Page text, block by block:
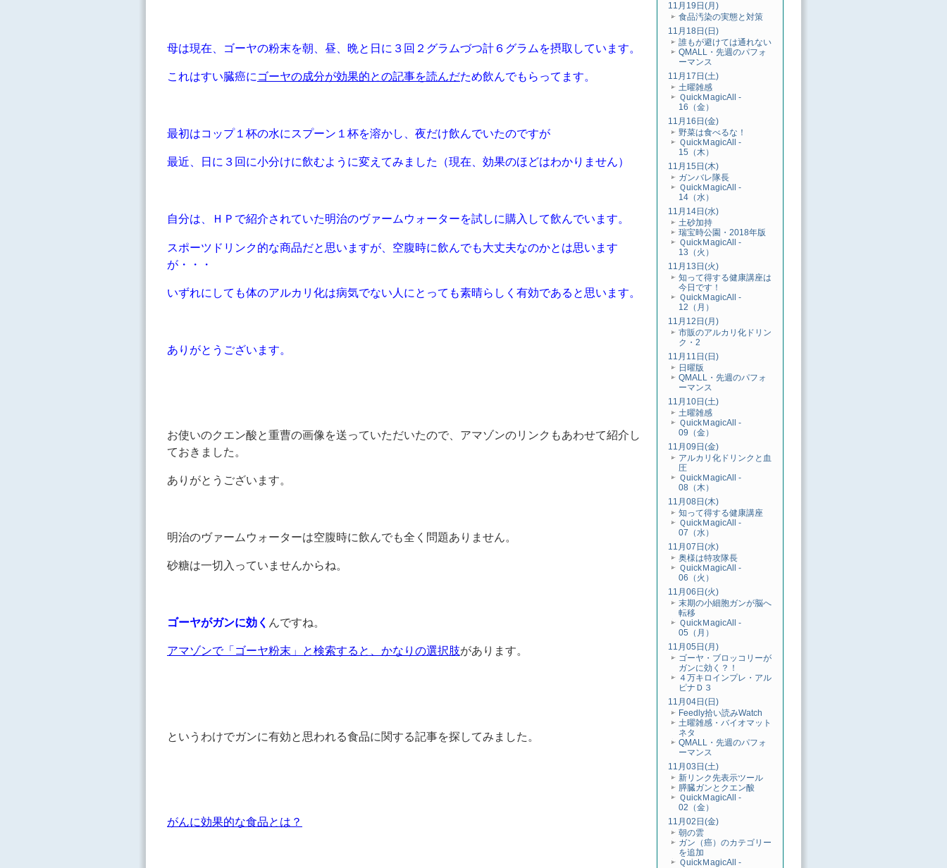
母は現在、ゴーヤの粉末を朝、昼、晩と日に３回２グラムづつ計６グラムを摂取しています。
これはすい臓癌に ゴーヤの成分が効果的との記事を読んだため飲んでもらってます。
最初はコップ１杯の水にスプーン１杯を溶かし、夜だけ飲んでいたのですが
最近、日に３回に小分けに飲むように変えてみました（現在、効果のほどはわかりません）
自分は、ＨＰで紹介されていた明治のヴァームウォーターを試しに購入して飲んでいます。
スポーツドリンク的な商品だと思いますが、空腹時に飲んでも大丈夫なのかとは思います
が・・・
いずれにしても体のアルカリ化は病気でない人にとっても素晴らしく有効であると思います。
ありがとうございます。
お使いのクエン酸と重曹の画像を送っていただいたので、アマゾンのリンクもあわせて紹介し
ておきました。
ありがとうございます。
明治のヴァームウォーターは空腹時に飲んでも全く問題ありません。
砂糖は一切入っていませんからね。
ゴーヤがガンに効く んですね。
アマゾンで「ゴーヤ粉末」と検索すると、かなりの選択肢があります。
というわけでガンに有効と思われる食品に関する記事を探してみました。
がんに効果的な食品とは？
11月19日(月)
食品汚染の実態と対策
11月18日(日)
誰もが避けては通れない
QMALL・先週のパフォ
ーマンス
11月17日(土)
土曜雑感
ＱuickＭagicAll -
16（金）
11月16日(金)
野菜は食べるな！
ＱuickＭagicAll -
15（木）
11月15日(木)
ガンバレ隊長
ＱuickＭagicAll -
14（水）
11月14日(水)
土砂加持
瑞宝時公園・2018年版
ＱuickＭagicAll -
13（火）
11月13日(火)
知って得する健康講座は
今日です！
ＱuickＭagicAll -
12（月）
11月12日(月)
市販のアルカリ化ドリン
ク・2
11月11日(日)
日曜版
QMALL・先週のパフォ
ーマンス
11月10日(土)
土曜雑感
ＱuickＭagicAll -
09（金）
11月09日(金)
アルカリ化ドリンクと血
圧
ＱuickＭagicAll -
08（木）
11月08日(木)
知って得する健康講座
ＱuickＭagicAll -
07（水）
11月07日(水)
奥様は特攻隊長
ＱuickＭagicAll -
06（火）
11月06日(火)
末期の小細胞ガンが脳へ
転移
ＱuickＭagicAll -
05（月）
11月05日(月)
ゴーヤ・ブロッコリーが
ガンに効く？！
４万キロインプレ・アル
ピナＤ３
11月04日(日)
Feedly拾い読みWatch
土曜雑感・バイオマット
ネタ
QMALL・先週のパフォ
ーマンス
11月03日(土)
新リンク先表示ツール
膵臓ガンとクエン酸
ＱuickＭagicAll -
02（金）
11月02日(金)
朝の雲
ガン（癌）のカテゴリー
を追加
ＱuickＭagicAll -